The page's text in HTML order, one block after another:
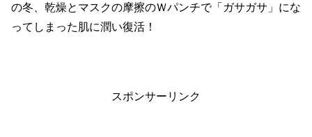
の冬、乾燥とマスクの摩擦のＷパンチで「ガサガサ」にな
ってしまった肌に潤い復活！
スポンサーリンク